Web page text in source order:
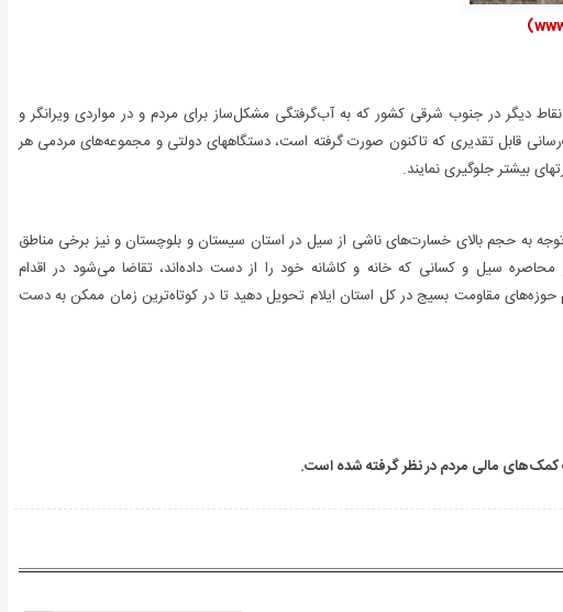
دیگر در جنوب شرقی کشور که به آب‌گرفتگی مشکل‌ساز برای مردم و در مواردی ویرانگر و
قابل تقدیری که تاکنون صورت گرفته است، دستگاههای دولتی و مجموعه‌های مردمی هر
بیشتر جلوگیری نمایند.
به حجم بالای خسارت‌های ناشی از سیل در استان سیستان و بلوچستان و نیز برخی مناطق
سیل و کسانی که خانه و کاشانه خود را از دست داده‌اند، تقاضا می‌شود در اقدام
مقاومت بسیج در کل استان ایلام تحویل دهید تا در کوتاه‌ترین زمان ممکن به دست
کمک‌های مالی مردم در نظر گرفته شده است.